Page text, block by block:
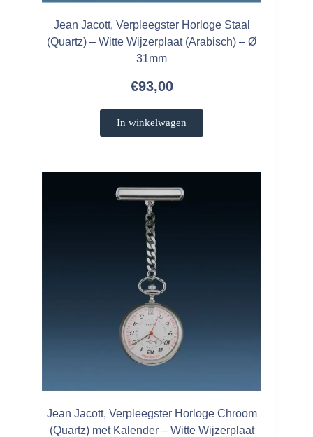
Jean Jacott, Verpleegster Horloge Staal
(Quartz) – Witte Wijzerplaat (Arabisch) – Ø
31mm
€93,00
In winkelwagen
Jean Jacott, Verpleegster Horloge Chroom
(Quartz) met Kalender – Witte Wijzerplaat